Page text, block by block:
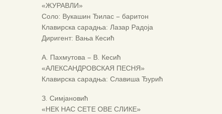
«ЖУРАВЛИ»
Соло: Вукашин Ђилас – баритон
Клавирска сарадња: Лазар Радоја
Диригент: Вања Кесић
А. Пахмутова – В. Кесић
«АЛЕКСАНДРОВСКАЯ ПЕСНЯ»
Клавирска сарадња: Славиша Ђурић
З. Симјановић
«НЕК НАС СЕТЕ ОВЕ СЛИКЕ»